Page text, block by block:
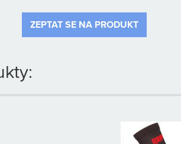
ZEPTAT SE NA PRODUKT